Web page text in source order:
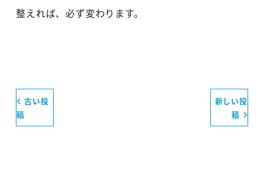
整えれば、必ず変わります。
古い投
稿
新しい投
稿